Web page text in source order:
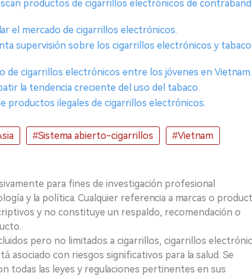
productos de cigarrillos electrónicos de
el mercado de cigarrillos electrónicos.
supervisión sobre los cigarrillos electrónicos y tabaco
de cigarrillos electrónicos entre los jóvenes en Vietnam.
la tendencia creciente del uso del tabaco.
productos ilegales de cigarrillos electrónicos.
#Sistema abierto-cigarrillos #Vietnam
para fines de investigación profesional
y la política. Cualquier referencia a marcas o
y no constituye un respaldo, recomendación o
pero no limitados a cigarrillos, cigarrillos
asociado con riesgos significativos para la salud. Se
todas las leyes y regulaciones pertinentes en sus